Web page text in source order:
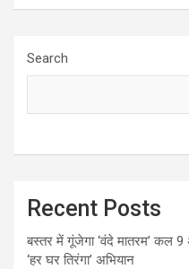
Search
Recent Posts
बस्तर में गूंजेगा ‘वंदे मातरम’ कल
‘हर घर तिरंगा’ अभियान